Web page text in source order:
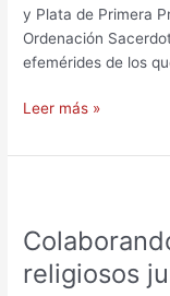
y Plata de Primera
Ordenación
efemérides de los
Leer más »
religiosos
la
formación
de